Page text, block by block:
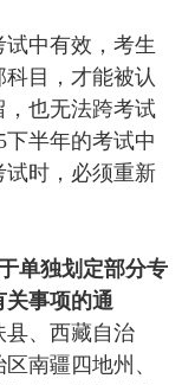
中有效，考生
目，才能被认
，也无法跨考试
下半年的考试中
时，必须重新
于单独划定部分专
关事项的通
县、西藏自治
南疆四地州、